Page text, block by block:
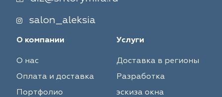
salon_aleksia
О компании
О нас
Оплата и доставка
Портфолио
Услуги
Доставка в регионы
Разработка
эскиза окна